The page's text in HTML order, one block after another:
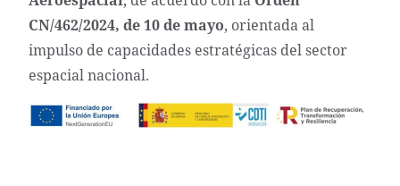
CN/462/2024, de 10 de mayo, orientada al
impulso de capacidades estratégicas del sector
espacial nacional.